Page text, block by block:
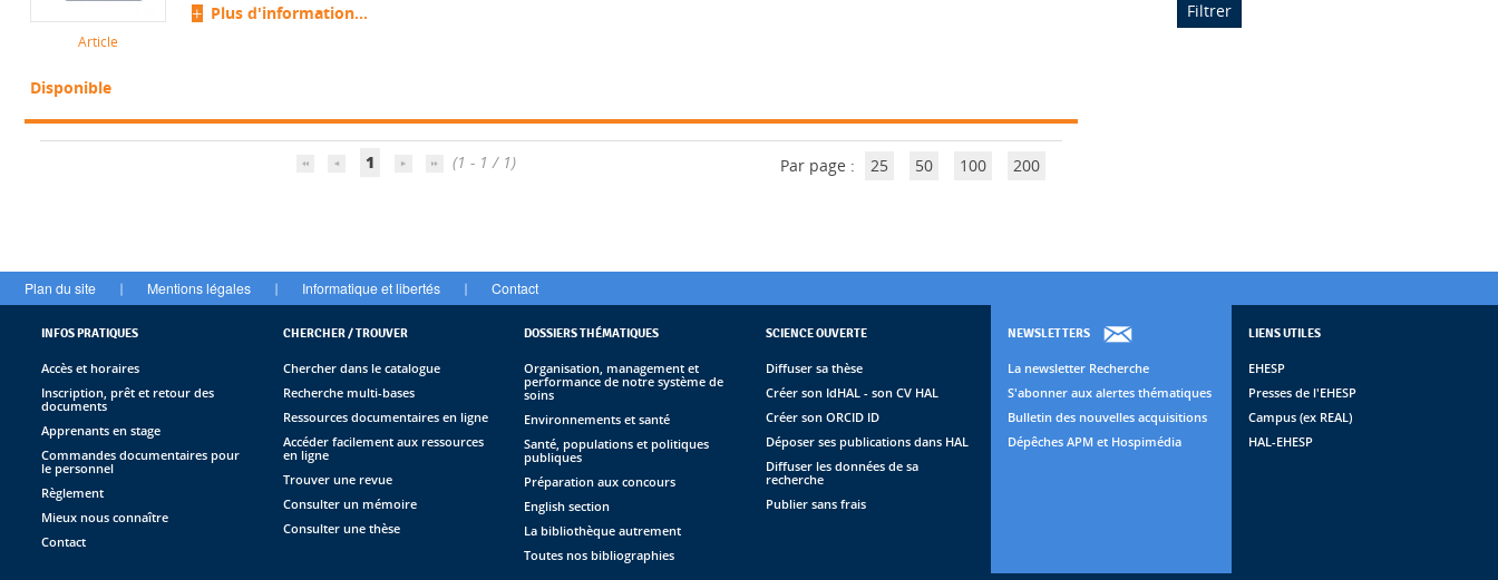
Article
Plus d'information...
Disponible
1 (1 - 1 / 1) Par page : 25 50 100 200
Plan du site | Mentions légales | Informatique et libertés | Contact
INFOS PRATIQUES
Accès et horaires
Inscription, prêt et retour des
documents
Apprenants en stage
Commandes documentaires pour
le personnel
Règlement
Mieux nous connaître
Contact
CHERCHER / TROUVER
Chercher dans le catalogue
Recherche multi-bases
Ressources documentaires en ligne
Accéder facilement aux ressources
en ligne
Trouver une revue
Consulter un mémoire
Consulter une thèse
DOSSIERS THÉMATIQUES
Organisation, management et
performance de notre système de
soins
Environnements et santé
Santé, populations et politiques
publiques
Préparation aux concours
English section
La bibliothèque autrement
Toutes nos bibliographies
SCIENCE OUVERTE
Diffuser sa thèse
Créer son IdHAL - son CV HAL
Créer son ORCID ID
Déposer ses publications dans HAL
Diffuser les données de sa
recherche
Publier sans frais
NEWSLETTERS
La newsletter Recherche
S'abonner aux alertes thématiques
Bulletin des nouvelles acquisitions
Dépêches APM et Hospimédia
LIENS UTILES
EHESP
Presses de l'EHESP
Campus (ex REAL)
HAL-EHESP